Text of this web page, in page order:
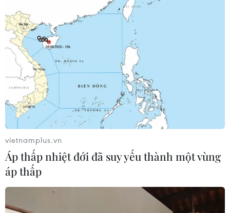
vietnamplus.vn
Áp thấp nhiệt đới đã suy yếu thành một vùng
áp thấp